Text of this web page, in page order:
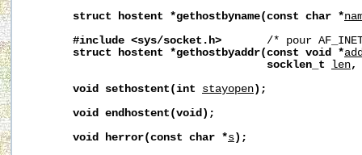
struct
hostent *gethostbyname(const char *
#include <sys/socket.h>
/* pour
struct
hostent *gethostbyaddr(const void *
socklen_t
len,
void sethostent(int stayopen );
void endhostent(void);
void herror(const char *s );